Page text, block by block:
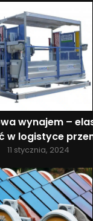
wynajem –
w logistyce
11 stycznia, 2024